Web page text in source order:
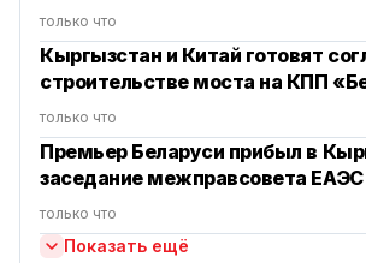
только что
Кыргызстан и Китай готовят
строительстве моста на КПП
только что
Премьер Беларуси прибыл в
заседание межправсовета ЕАЭС
только что
Показать ещё